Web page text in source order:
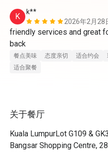
K
k**
2026年2月28
friendly services and great
餐点美味 态度亲切 适合约会
适合聚餐
关于餐厅
Kuala LumpurLot G109 &
Bangsar Shopping Centre,